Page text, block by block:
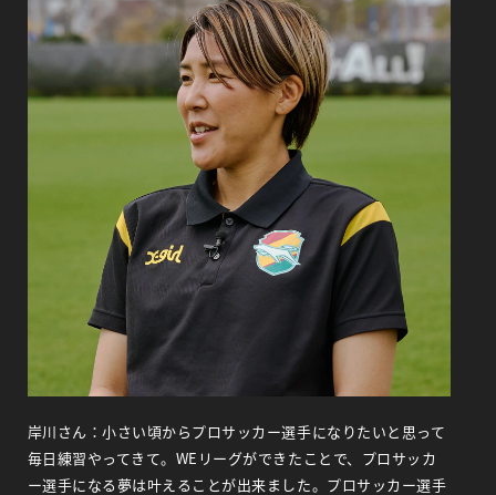
岸川さん：小さい頃からプロサッカー選手になりたいと思って
毎日練習やってきて。WEリーグができたことで、プロサッカ
ー選手になる夢は叶えることが出来ました。プロサッカー選手